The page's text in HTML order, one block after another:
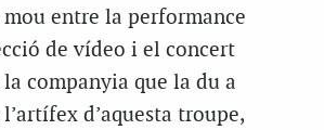
entre la performance
de vídeo i el concert
la companyia que la du a
l’artífex d’aquesta troupe,